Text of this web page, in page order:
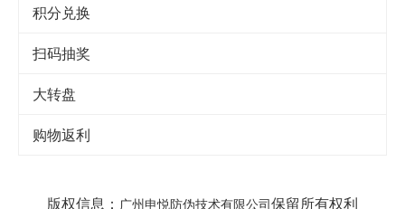
积分兑换
扫码抽奖
大转盘
购物返利
版权信息： 广州申悦防伪技术有限公司保留所有权利